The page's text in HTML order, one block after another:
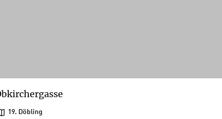
19. Döbling